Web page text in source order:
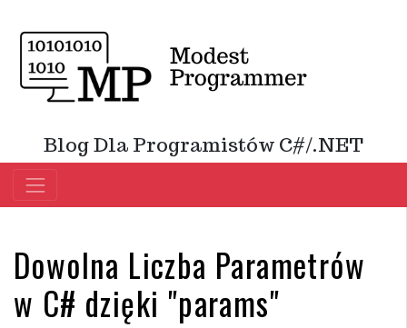
Blog Dla Programistów C#/.NET
Dowolna Liczba Parametrów
w C# dzięki "params"